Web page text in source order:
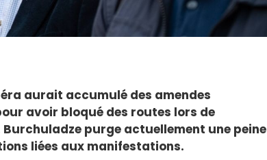
aurait accumulé des amendes
avoir bloqué des routes lors de
purge actuellement une peine
liées aux manifestations.